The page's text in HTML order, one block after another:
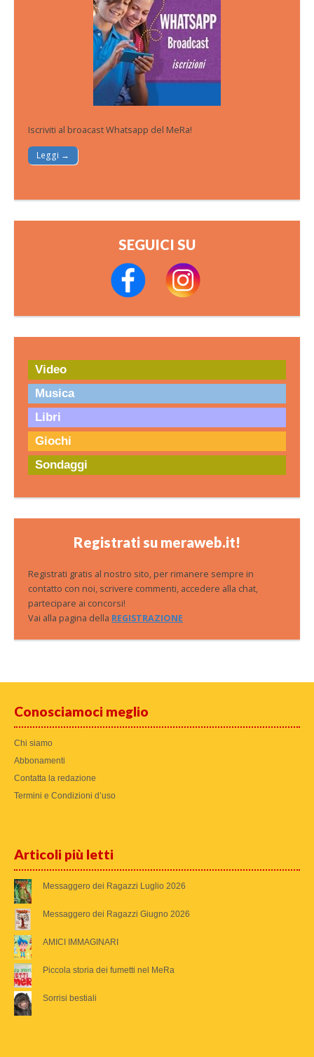
Iscriviti al broacast Whatsapp del MeRa!
Leggi →
SEGUICI SU
Video
Musica
Libri
Giochi
Sondaggi
Registrati su meraweb.it!
Registrati gratis al nostro sito, per rimanere sempre in
contatto con noi, scrivere commenti, accedere alla chat,
partecipare ai concorsi!
Vai alla pagina della REGISTRAZIONE
Conosciamoci meglio
Chi siamo
Abbonamenti
Contatta la redazione
Termini e Condizioni d’uso
Articoli più letti
Messaggero dei Ragazzi Luglio 2026
Messaggero dei Ragazzi Giugno 2026
AMICI IMMAGINARI
Piccola storia dei fumetti nel MeRa
Sorrisi bestiali